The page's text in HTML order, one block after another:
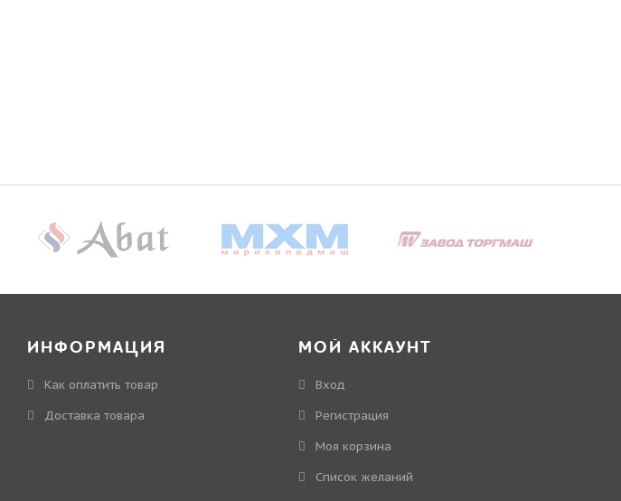
ИНФОРМАЦИЯ
Как оплатить товар
Доставка товара
МОЙ АККАУНТ
Вход
Регистрация
Моя корзина
Cписок желаний